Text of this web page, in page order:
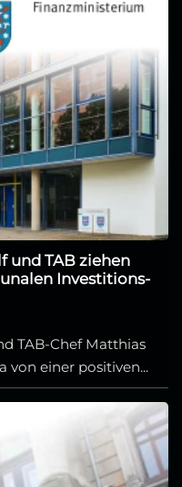
und TAB ziehen
Investitions-
TAB-Chef Matthias
von einer positiven...